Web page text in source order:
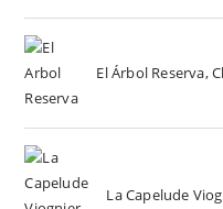
El Árbol Reserva,
La Capelude